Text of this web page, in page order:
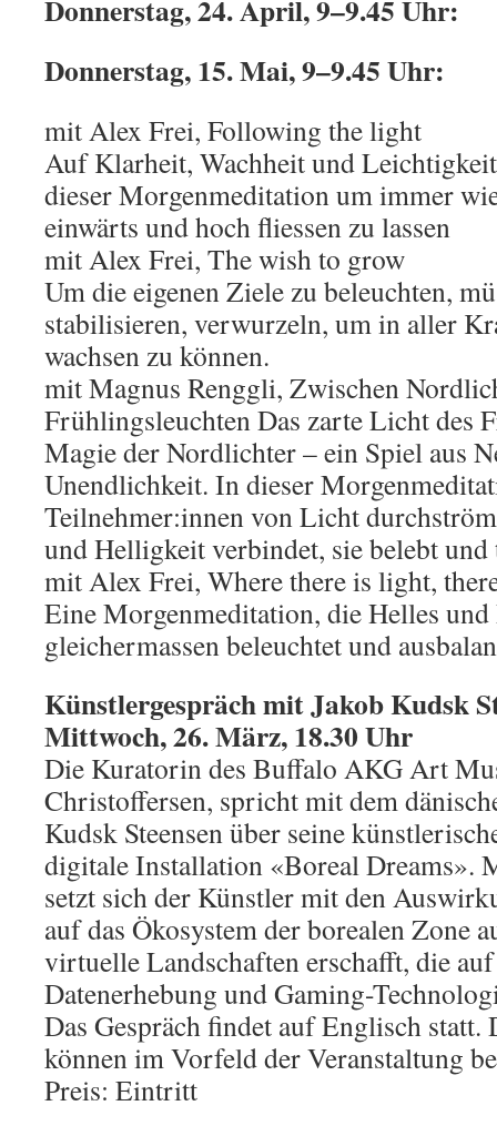
Donnerstag, 24. April, 9–9.45 Uhr:
Donnerstag, 15. Mai, 9–9.45 Uhr:
mit Alex Frei, Following the light
Auf Klarheit, Wachheit und
dieser Morgenmeditation um immer
einwärts und hoch fliessen zu lassen
mit Alex Frei, The wish to grow
Um die eigenen Ziele zu beleuchten,
stabilisieren, verwurzeln, um in aller
wachsen zu können.
mit Magnus Renggli, Zwischen
Frühlingsleuchten Das zarte Licht des
Magie der Nordlichter – ein Spiel aus
Unendlichkeit. In dieser
Teilnehmer:innen von Licht
und Helligkeit verbindet, sie belebt
mit Alex Frei, Where there is light,
Eine Morgenmeditation, die Helles
gleichermassen beleuchtet und
Künstlergespräch mit Jakob Kudsk
Mittwoch, 26. März, 18.30 Uhr
Die Kuratorin des Buffalo AKG Art
Christoffersen, spricht mit dem
Kudsk Steensen über seine
digitale Installation «Boreal Dreams».
setzt sich der Künstler mit den
auf das Ökosystem der borealen Zone
virtuelle Landschaften erschafft, die
Datenerhebung und Gaming-
Das Gespräch findet auf Englisch statt.
können im Vorfeld der Veranstaltung
Preis: Eintritt